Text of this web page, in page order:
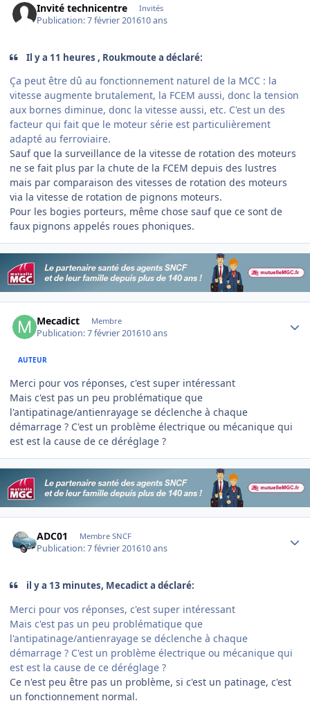
Invité technicentre Invités
Publication:7 février 201610 ans
Il y a 11 heures , Roukmoute a déclaré:
Ça peut être dû au fonctionnement naturel de la MCC : la
vitesse augmente brutalement, la FCEM aussi, donc la tension
aux bornes diminue, donc la vitesse aussi, etc. C'est un des
facteur qui fait que le moteur série est particulièrement
adapté au ferroviaire.
Sauf que la surveillance de la vitesse de rotation des moteurs
ne se fait plus par la chute de la FCEM depuis des lustres
mais par comparaison des vitesses de rotation des moteurs
via la vitesse de rotation de pignons moteurs.
Pour les bogies porteurs, même chose sauf que ce sont de
faux pignons appelés roues phoniques.
Mecadict Membre
Publication:7 février 201610 ans
AUTEUR
Merci pour vos réponses, c'est super intéressant
Mais c'est pas un peu problématique que
l'antipatinage/antienrayage se déclenche à chaque
démarrage ? C'est un problème électrique ou mécanique qui
est est la cause de ce déréglage ?
ADC01 Membre SNCF
Publication:7 février 201610 ans
il y a 13 minutes, Mecadict a déclaré:
Merci pour vos réponses, c'est super intéressant
Mais c'est pas un peu problématique que
l'antipatinage/antienrayage se déclenche à chaque
démarrage ? C'est un problème électrique ou mécanique qui
est est la cause de ce déréglage ?
Ce n'est peu être pas un problème, si c'est un patinage, c'est
un fonctionnement normal.